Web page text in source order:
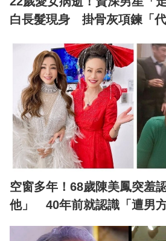
白長髮現身 掛骨灰項鍊「
空窗多年！68歲陳美鳳突羞
他」 40年前就認識「遭男方